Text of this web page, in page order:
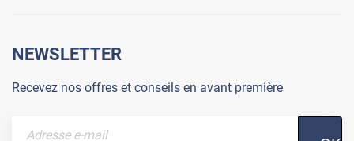
NEWSLETTER
Recevez nos offres et conseils en avant première